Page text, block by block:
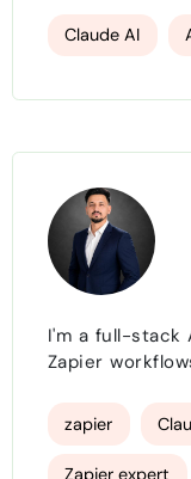
Claude AI
I'm a full-stack
Zapier
FastAPI,
zapier
Zapier expert